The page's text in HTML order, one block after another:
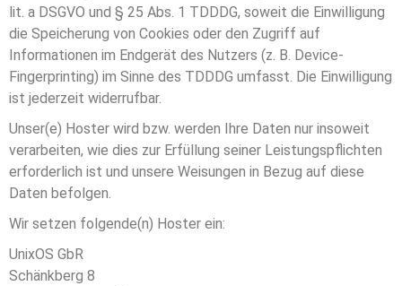
lit. a DSGVO und § 25 Abs. 1 TDDDG, soweit die Einwilligung
die Speicherung von Cookies oder den Zugriff auf
Informationen im Endgerät des Nutzers (z. B. Device-
Fingerprinting) im Sinne des TDDDG umfasst. Die Einwilligung
ist jederzeit widerrufbar.
Unser(e) Hoster wird bzw. werden Ihre Daten nur insoweit
verarbeiten, wie dies zur Erfüllung seiner Leistungspflichten
erforderlich ist und unsere Weisungen in Bezug auf diese
Daten befolgen.
Wir setzen folgende(n) Hoster ein:
UnixOS GbR
Schänkberg 8